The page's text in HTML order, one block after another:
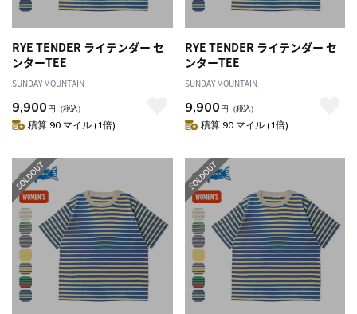
RYE TENDER ライテンダー セ
ンターTEE
SUNDAY MOUNTAIN
9,900 円 （税込）
積算 90 マイル (1倍)
RYE TENDER ライテンダー セ
ンターTEE
SUNDAY MOUNTAIN
9,900 円 （税込）
積算 90 マイル (1倍)